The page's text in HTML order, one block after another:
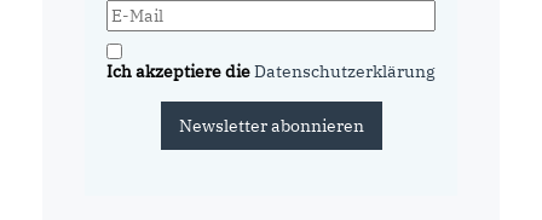
Ich akzeptiere dieDatenschutzerklärung
Newsletter abonnieren